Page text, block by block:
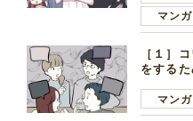
マンガ
［１］
をする
好きの
マンガ